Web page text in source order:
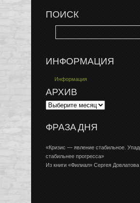
ПОИСК
ИНФОРМАЦИЯ
Информация
АРХИВ
ФРАЗА ДНЯ
«Кризис — явление стабильное.
стабильнее прогресса»
Из книги «Филиал» Сергея Довлатова